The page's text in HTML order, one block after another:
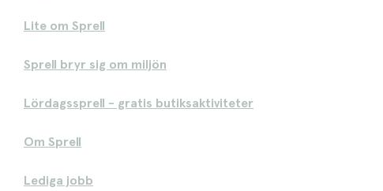
Lite om Sprell
Sprell bryr sig om miljön
Lördagssprell - gratis butiksaktiviteter
Om Sprell
Lediga jobb